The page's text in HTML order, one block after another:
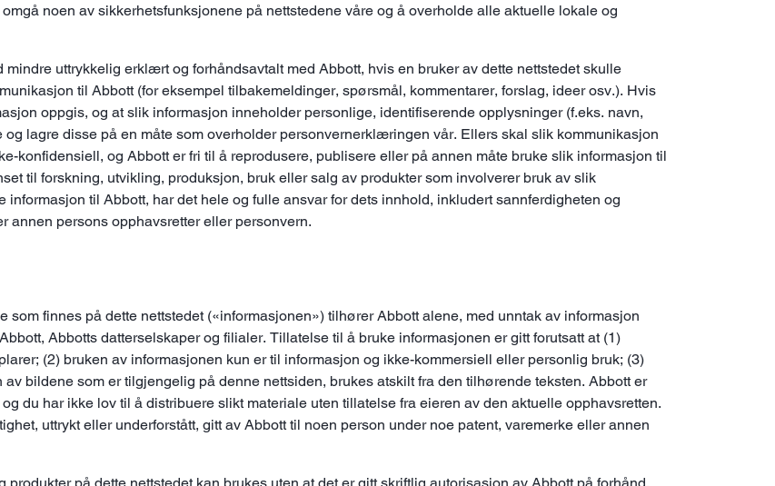
noen av sikkerhetsfunksjonene på nettstedene våre og å overholde alle aktuelle lokale og
uttrykkelig erklært og forhåndsavtalt med Abbott, hvis en bruker av dette nettstedet skulle
til Abbott (for eksempel tilbakemeldinger, spørsmål, kommentarer, forslag, ideer osv.). Hvis
oppgis, og at slik informasjon inneholder personlige, identifiserende opplysninger (f.eks. navn,
lagre disse på en måte som overholder personvernerklæringen vår. Ellers skal slik kommunikasjon
konfidensiell, og Abbott er fri til å reprodusere, publisere eller på annen måte bruke slik informasjon til
til forskning, utvikling, produksjon, bruk eller salg av produkter som involverer bruk av slik
til Abbott, har det hele og fulle ansvar for dets innhold, inkludert sannferdigheten og
annen persons opphavsretter eller personvern.
finnes på dette nettstedet («informasjonen») tilhører Abbott alene, med unntak av informasjon
Abbotts datterselskaper og filialer. Tillatelse til å bruke informasjonen er gitt forutsatt at (1)
(2) bruken av informasjonen kun er til informasjon og ikke-kommersiell eller personlig bruk; (3)
bildene som er tilgjengelig på denne nettsiden, brukes atskilt fra den tilhørende teksten. Abbott er
du har ikke lov til å distribuere slikt materiale uten tillatelse fra eieren av den aktuelle opphavsretten.
uttrykt eller underforstått, gitt av Abbott til noen person under noe patent, varemerke eller annen